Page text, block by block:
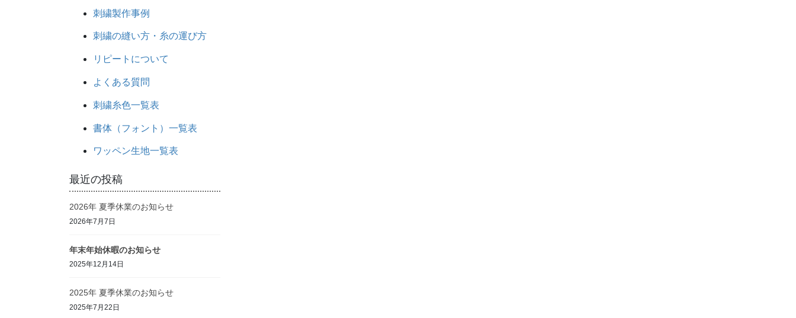
刺繍製作事例
刺繍の縫い方・糸の運び方
リピートについて
よくある質問
刺繍糸色一覧表
書体（フォント）一覧表
ワッペン生地一覧表
最近の投稿
2026年 夏季休業のお知らせ
2026年7月7日
年末年始休暇のお知らせ
2025年12月14日
2025年 夏季休業のお知らせ
2025年7月22日